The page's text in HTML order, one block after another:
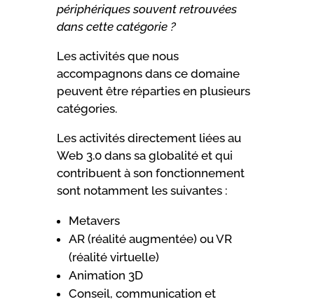
périphériques souvent retrouvées
dans cette catégorie ?
Les activités que nous
accompagnons dans ce domaine
peuvent être réparties en plusieurs
catégories.
Les activités directement liées au
Web 3.0 dans sa globalité et qui
contribuent à son fonctionnement
sont notamment les suivantes :
Metavers
AR (réalité augmentée) ou VR
(réalité virtuelle)
Animation 3D
Conseil, communication et